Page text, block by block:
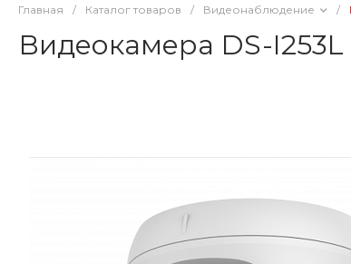
Главная / Каталог товаров / Видеонаблюдение /
Видеокамера DS-